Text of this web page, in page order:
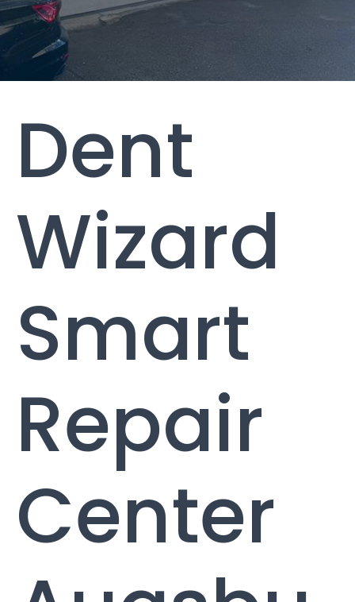
Dent
Wizard
Smart
Repair
Center